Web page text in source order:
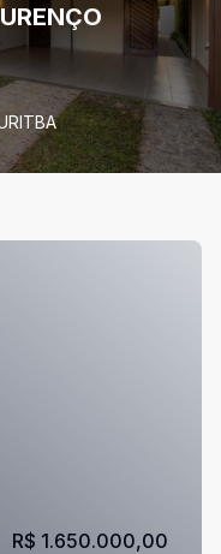
R$ 1.650.000,00